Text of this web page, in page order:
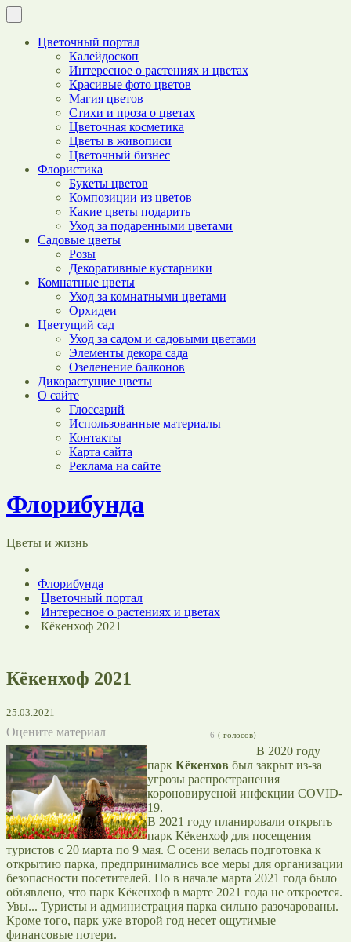
Цветочный портал
Калейдоскоп
Интересное о растениях и цветах
Красивые фото цветов
Магия цветов
Стихи и проза о цветах
Цветочная косметика
Цветы в живописи
Цветочный бизнес
Флористика
Букеты цветов
Композиции из цветов
Какие цветы подарить
Уход за подаренными цветами
Садовые цветы
Розы
Декоративные кустарники
Комнатные цветы
Уход за комнатными цветами
Орхидеи
Цветущий сад
Уход за садом и садовыми цветами
Элементы декора сада
Озеленение балконов
Дикорастущие цветы
О сайте
Глоссарий
Использованные материалы
Контакты
Карта сайта
Реклама на сайте
Флорибунда
Цветы и жизнь
Флорибунда
Цветочный портал
Интересное о растениях и цветах
Кёкенхоф 2021
Кёкенхоф 2021
25.03.2021
Оцените материал (
6 голосов)
В 2020 году
парк Кёкенхов был закрыт из-за
угрозы распространения
короновирусной инфекции COVID-
19.
В 2021 году планировали открыть
парк Кёкенхоф для посещения
туристов с 20 марта по 9 мая. С осени велась подготовка к
открытию парка, предпринимались все меры для организации
безопасности посетителей. Но в начале марта 2021 года было
объявлено, что парк Кёкенхоф в марте 2021 года не откроется.
Увы... Туристы и администрация парка сильно разочарованы.
Кроме того, парк уже второй год несет ощутимые
финансовые потери.